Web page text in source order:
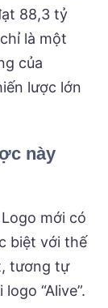
88,3 tỷ
là một
của
lược lớn
này
Logo mới có
biệt với thế
tương tự
“Alive”.